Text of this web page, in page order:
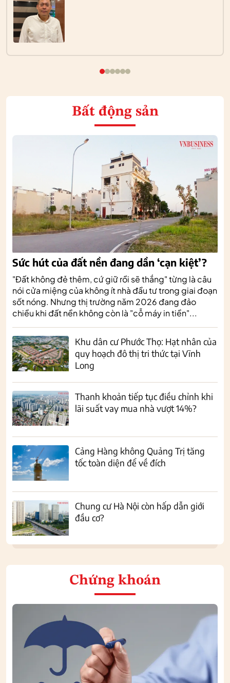
Bất động sản
Sức hút của đất nền đang dần ‘cạn kiệt’?
"Đất không đẻ thêm, cứ giữ rồi sẽ thắng" từng là câu
nói cửa miệng của không ít nhà đầu tư trong giai đoạn
sốt nóng. Nhưng thị trường năm 2026 đang đảo
chiều khi đất nền không còn là "cỗ máy in tiền"...
Khu dân cư Phước Thọ: Hạt nhân của
quy hoạch đô thị tri thức tại Vĩnh
Long
Thanh khoản tiếp tục điều chỉnh khi
lãi suất vay mua nhà vượt 14%?
Cảng Hàng không Quảng Trị tăng
tốc toàn diện để về đích
Chung cư Hà Nội còn hấp dẫn giới
đầu cơ?
Chứng khoán